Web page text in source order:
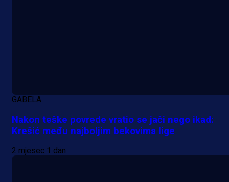
GABELA
Nakon teške povrede vratio se jači nego ikad:
Krešić među najboljim bekovima lige
2 mjesec 1 dan